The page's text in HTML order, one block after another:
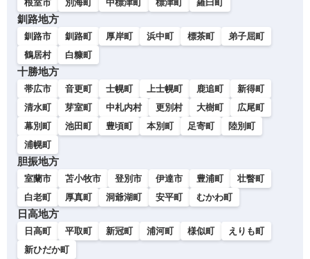
根室市 別海町 中標津町 標津町 羅臼町
釧路地方
釧路市 釧路町 厚岸町 浜中町 標茶町
弟子屈町
鶴居村
白糠町
十勝地方
帯広市 音更町 士幌町 上士幌町 鹿追町
新得町
清水町
芽室町 中札内村 更別村 大樹町
広尾町
幕別町
池田町 豊頃町 本別町 足寄町
陸別町
浦幌町
胆振地方
室蘭市 苫小牧市 登別市 伊達市 豊浦町
壮瞥町
白老町
厚真町 洞爺湖町 安平町 むかわ町
日高地方
日高町 平取町 新冠町 浦河町 様似町
えりも町
新ひだか町